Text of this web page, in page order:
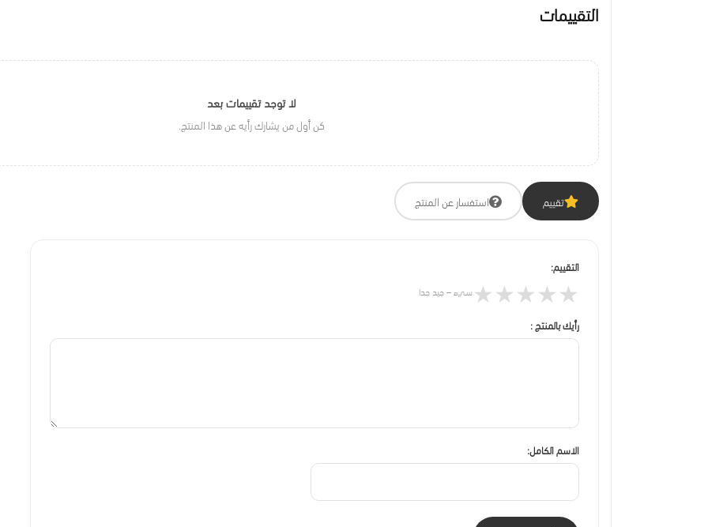
التقييمات
لا توجد تقييمات بعد
كن أول من يشارك رأيه عن هذا المنتج.
تقييم استفسار عن المنتج
التقييم:
★★★★★ سيء – جيد جدا
رأيك بالمنتج :
الاسم الكامل: